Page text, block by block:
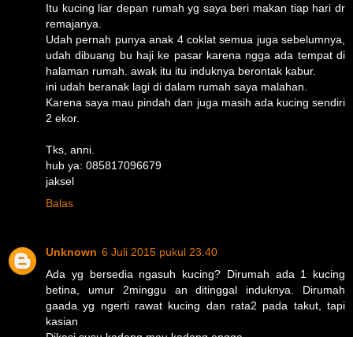
Itu kucing liar depan rumah yg saya beri makan tiap hari dr
remajanya.
Udah pernah punya anak 4 coklat semua juga sebelumnya,
udah dibuang bu haji ke pasar karena ngga ada tempat di
halaman rumah. awak itu itu induknya berontak kabur.
ini udah beranak lagi di dalam rumah saya malahan.
Karena saya mau pindah dan juga masih ada kucing sendiri
2 ekor.
Tks, anni.
hub ya: 085817096679
jaksel
Balas
Unknown 6 Juli 2015 pukul 23.40
Ada yg bersedia ngasuh kucing? Dirumah ada 1 kucing
betina, umur 2minggu an ditinggal induknya. Dirumah
gaada yg ngerti rawat kucing dan rata2 pada takut, tapi
kasian